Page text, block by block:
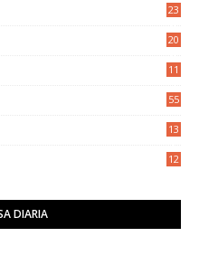
23
20
11
55
13
12
DIARIA